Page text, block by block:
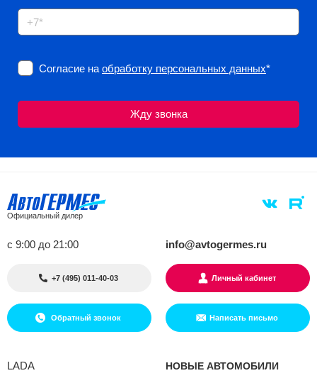
Согласие на обработку персональных данных*
Официальный дилер
с 9:00 до 21:00 info@avtogermes.ru
+7 (495) 011-40-03 Личный кабинет
Обратный звонок Написать письмо
LADA
НОВЫЕ АВТОМОБИЛИ